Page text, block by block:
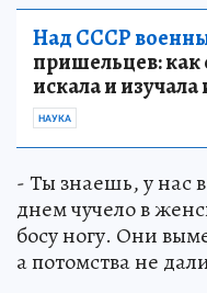
Над СССР
пришельцев: как
искала и
НАУКА
- Ты знаешь, у нас
днем чучело в
босу ногу. Они
а потомства не